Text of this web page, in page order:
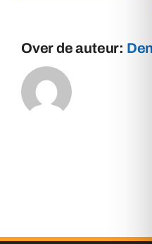
Over de auteur: